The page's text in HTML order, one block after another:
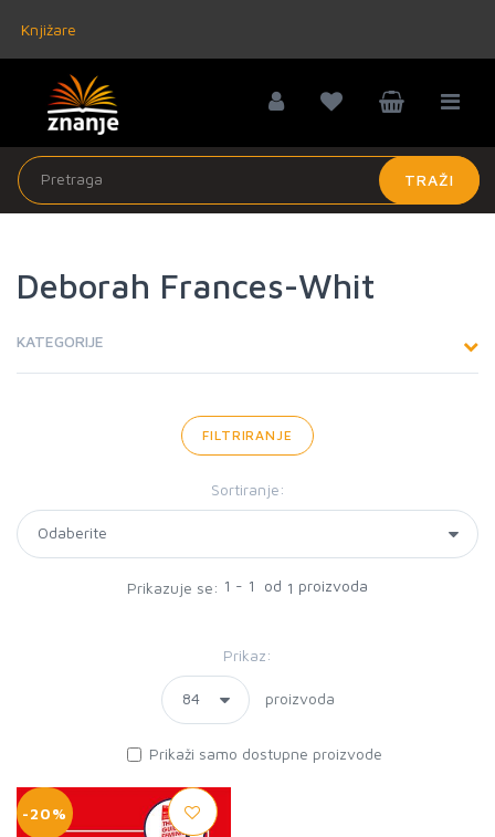
Knjižare
TRAŽI
Deborah Frances-Whit
KATEGORIJE
FILTRIRANJE
Sortiranje:
Prikazuje se: 1 - 1 od 1 proizvoda
Prikaz:
proizvoda
Prikaži samo dostupne proizvode
-20%